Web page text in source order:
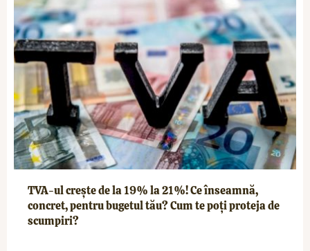
TVA-ul crește de la 19% la 21%! Ce înseamnă,
concret, pentru bugetul tău? Cum te poți proteja de
scumpiri?